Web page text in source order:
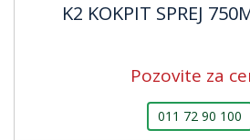
K2 KOKPIT SPREJ
Pozovite za
011 72 90 100